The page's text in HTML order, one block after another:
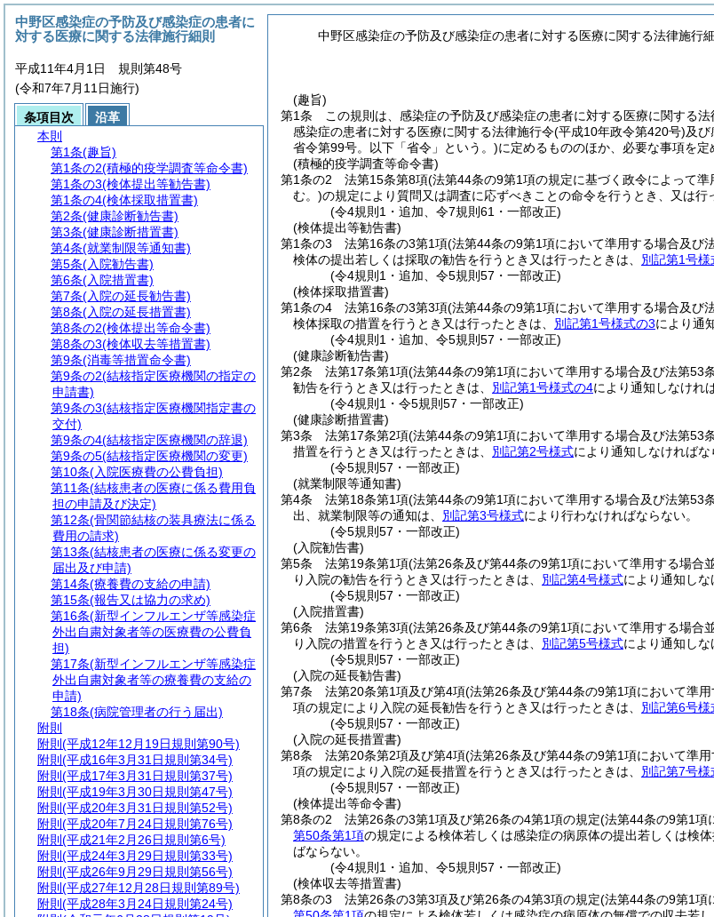
中野区感染症の予防及び感染症の患者に対する医療に関する法律施行
(趣旨)
第1条
この規則は、感染症の予防及び感染症の患者に対する医療に関する法
感染症の患者に対する医療に関する法律施行令(平成10年政令第420号)及び
省令第99号。以下「省令」という。)に定めるもののほか、必要な事項を定
(積極的疫学調査等命令書)
第1条の2
法第15条第8項(法第44条の9第1項の規定に基づく政令によって
む。)の規定により質問又は調査に応ずべきことの命令を行うとき、又は行
(令4規則1・追加、令7規則61・一部改正)
(検体提出等勧告書)
第1条の3
法第16条の3第1項(法第44条の9第1項において準用する場合及び
検体の提出若しくは採取の勧告を行うとき又は行ったときは、 別記第1号様
(令4規則1・追加、令5規則57・一部改正)
(検体採取措置書)
第1条の4
法第16条の3第3項(法第44条の9第1項において準用する場合及び
検体採取の措置を行うとき又は行ったときは、 別記第1号様式の3により通
(令4規則1・追加、令5規則57・一部改正)
(健康診断勧告書)
第2条
法第17条第1項(法第44条の9第1項において準用する場合及び法第53
勧告を行うとき又は行ったときは、 別記第1号様式の4により通知しなけれ
(令4規則1・令5規則57・一部改正)
(健康診断措置書)
第3条
法第17条第2項(法第44条の9第1項において準用する場合及び法第53
措置を行うとき又は行ったときは、 別記第2号様式により通知しなければな
(令5規則57・一部改正)
(就業制限等通知書)
第4条
法第18条第1項(法第44条の9第1項において準用する場合及び法第53
出、就業制限等の通知は、 別記第3号様式により行わなければならない。
(令5規則57・一部改正)
(入院勧告書)
第5条
法第19条第1項(法第26条及び第44条の9第1項において準用する場合
り入院の勧告を行うとき又は行ったときは、 別記第4号様式により通知しな
(令5規則57・一部改正)
(入院措置書)
第6条
法第19条第3項(法第26条及び第44条の9第1項において準用する場合
り入院の措置を行うとき又は行ったときは、 別記第5号様式により通知しな
(令5規則57・一部改正)
(入院の延長勧告書)
第7条
法第20条第1項及び第4項(法第26条及び第44条の9第1項において準
項の規定により入院の延長勧告を行うとき又は行ったときは、 別記第6号様
(令5規則57・一部改正)
(入院の延長措置書)
第8条
法第20条第2項及び第4項(法第26条及び第44条の9第1項において準
項の規定により入院の延長措置を行うとき又は行ったときは、 別記第7号様
(令5規則57・一部改正)
(検体提出等命令書)
第8条の2
法第26条の3第1項及び第26条の4第1項の規定(法第44条の9第1項
第50条第1項の規定による検体若しくは感染症の病原体の提出若しくは検
ばならない。
(令4規則1・追加、令5規則57・一部改正)
(検体収去等措置書)
第8条の3
法第26条の3第3項及び第26条の4第3項の規定(法第44条の9第1項
中野区感染症の予防及び感染症の患者に
対する医療に関する法律施行細則
平成11年4月1日 規則第48号
(令和7年7月11日施行)
条項目次
沿革
本則
第1条(趣旨)
第1条の2(積極的疫学調査等命令書)
第1条の3(検体提出等勧告書)
第1条の4(検体採取措置書)
第2条(健康診断勧告書)
第3条(健康診断措置書)
第4条(就業制限等通知書)
第5条(入院勧告書)
第6条(入院措置書)
第7条(入院の延長勧告書)
第8条(入院の延長措置書)
第8条の2(検体提出等命令書)
第8条の3(検体収去等措置書)
第9条(消毒等措置命令書)
第9条の2(結核指定医療機関の指定の
申請書)
第9条の3(結核指定医療機関指定書の
交付)
第9条の4(結核指定医療機関の辞退)
第9条の5(結核指定医療機関の変更)
第10条(入院医療費の公費負担)
第11条(結核患者の医療に係る費用負
担の申請及び決定)
第12条(骨関節結核の装具療法に係る
費用の請求)
第13条(結核患者の医療に係る変更の
届出及び申請)
第14条(療養費の支給の申請)
第15条(報告又は協力の求め)
第16条(新型インフルエンザ等感染症
外出自粛対象者等の医療費の公費負
担)
第17条(新型インフルエンザ等感染症
外出自粛対象者等の療養費の支給の
申請)
第18条(病院管理者の行う届出)
附則
附則 (平成12年12月19日規則第90号)
附則 (平成16年3月31日規則第34号)
附則 (平成17年3月31日規則第37号)
附則 (平成19年3月30日規則第47号)
附則 (平成20年3月31日規則第52号)
附則 (平成20年7月24日規則第76号)
附則 (平成21年2月26日規則第6号)
附則 (平成24年3月29日規則第33号)
附則 (平成26年9月29日規則第56号)
附則 (平成27年12月28日規則第89号)
附則 (平成28年3月24日規則第24号)